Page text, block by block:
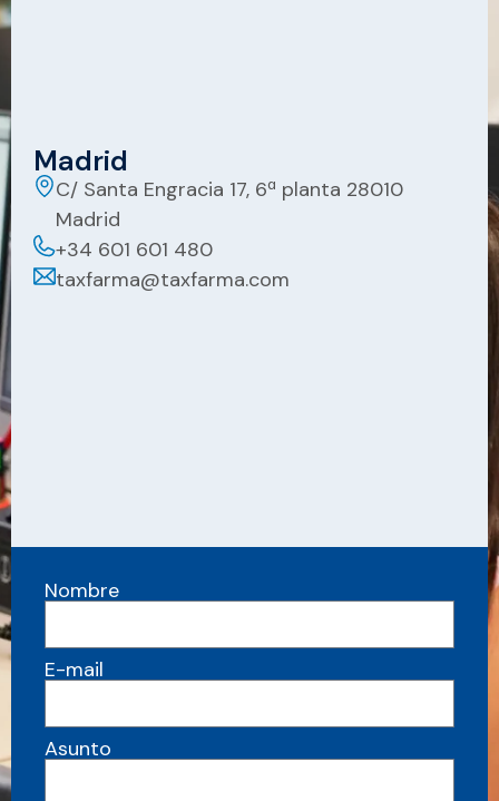
Madrid
C/ Santa Engracia 17, 6ª planta 28010
Madrid
+34 601 601 480
taxfarma@taxfarma.com
Nombre
E-mail
Asunto